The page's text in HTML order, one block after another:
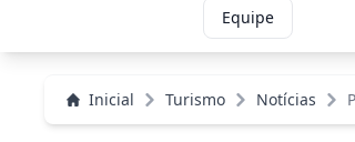
Equipe
Inicial Turismo Notícias